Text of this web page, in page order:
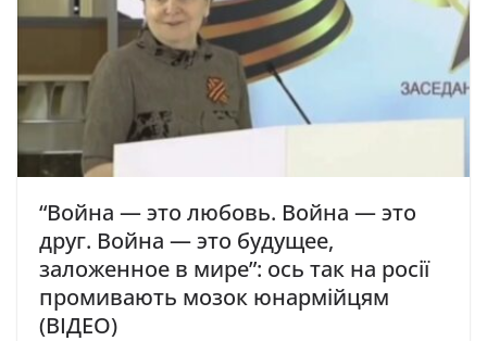
“Война — это любовь. Война — это
друг. Война — это будущее,
заложенное в мире”: ось так на росії
промивають мозок юнармійцям
(ВІДЕО)